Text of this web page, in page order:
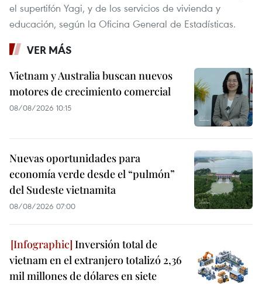
el supertifón Yagi, y de los servicios de vivienda y
educación, según la Oficina General de Estadísticas.
VER MÁS
Vietnam y Australia buscan nuevos
motores de crecimiento comercial
08/08/2026 10:15
Nuevas oportunidades para
economía verde desde el “pulmón”
del Sudeste vietnamita
08/08/2026 07:00
Inversión total de
vietnam en el extranjero totalizó 2,36
mil millones de dólares en siete